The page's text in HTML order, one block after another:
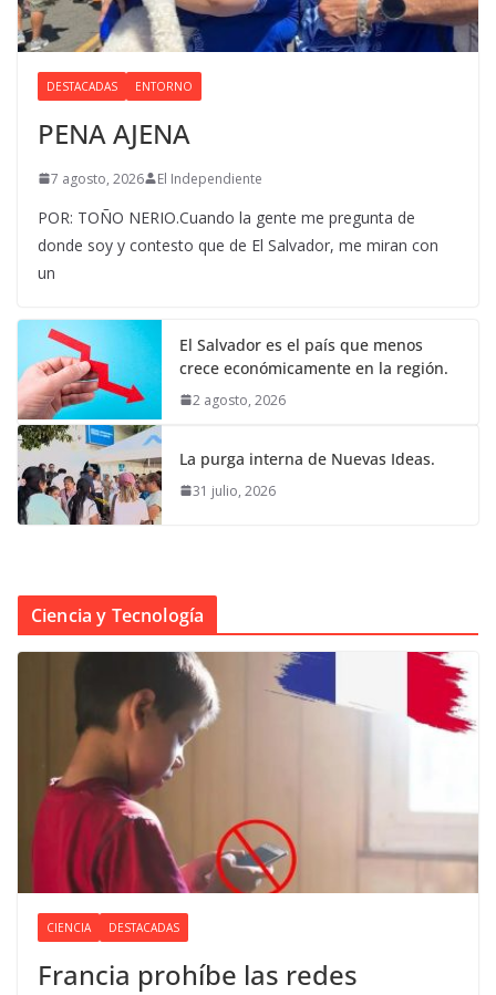
DESTACADAS ENTORNO
PENA AJENA
7 agosto, 2026 El Independiente
POR: TOÑO NERIO.Cuando la gente me pregunta de
donde soy y contesto que de El Salvador, me miran con
un
El Salvador es el país que menos
crece económicamente en la región.
2 agosto, 2026
La purga interna de Nuevas Ideas.
31 julio, 2026
Ciencia y Tecnología
CIENCIA DESTACADAS
Francia prohíbe las redes